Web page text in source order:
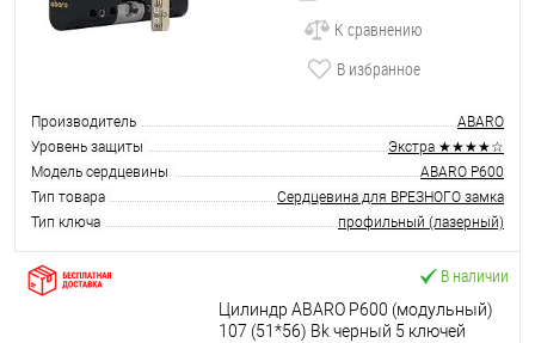
К сравнению
В избранное
Производитель
ABARO
Уровень защиты
Экстра ★★★★☆
Модель сердцевины
ABARO P600
Тип товара
Сердцевина для ВРЕЗНОГО замка
Тип ключа
профильный (лазерный)
В наличии
Цилиндр ABARO P600 (модульный)
107 (51*56) Bk черный 5 ключей